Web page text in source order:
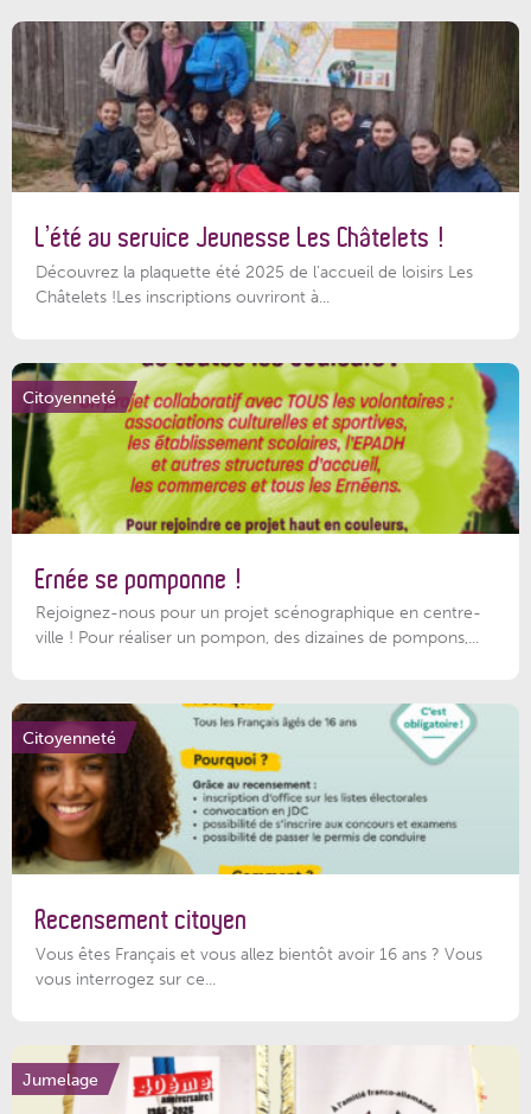
L’été au service Jeunesse Les Châtelets !
Découvrez la plaquette été 2025 de l’accueil de loisirs Les
Châtelets !Les inscriptions ouvriront à...
Citoyenneté
Ernée se pomponne !
Rejoignez-nous pour un projet scénographique en centre-
ville ! Pour réaliser un pompon, des dizaines de pompons,...
Citoyenneté
Recensement citoyen
Vous êtes Français et vous allez bientôt avoir 16 ans ? Vous
vous interrogez sur ce...
Jumelage